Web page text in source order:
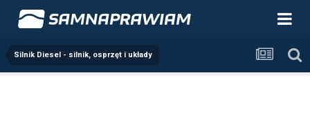
Silnik Diesel - silnik, osprzęt i układy